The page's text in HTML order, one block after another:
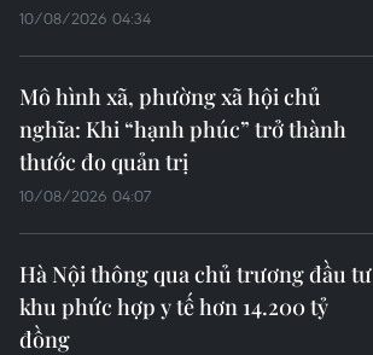
10/08/2026 04:34
Mô hình xã, phường xã hội chủ
nghĩa: Khi “hạnh phúc” trở thành
thước đo quản trị
10/08/2026 04:07
Hà Nội thông qua chủ trương đầu tư
khu phức hợp y tế hơn 14.200 tỷ
đồng